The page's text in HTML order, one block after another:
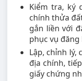
Kiểm tra, ký
chính thửa
gắn liền với
phục vụ đăng
Lập, chỉnh lý,
địa chính,
giấy chứng